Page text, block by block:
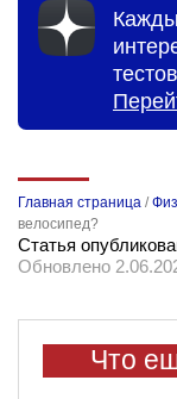
Главная страница /
велосипед?
Статья
Обновлено
Что